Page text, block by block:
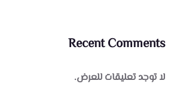
Recent Comments
لا توجد تعليقات للعرض.